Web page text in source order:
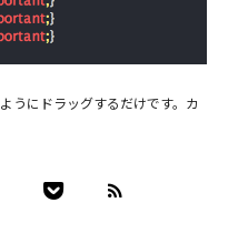
うにドラッグするだけです。カ